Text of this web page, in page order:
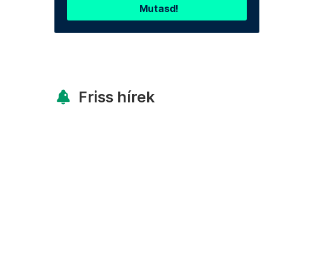
Mutasd!
Friss hírek